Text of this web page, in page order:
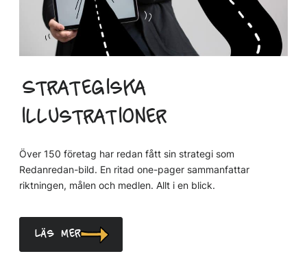
Strategiska
illustrationer
Över 150 företag har redan fått sin strategi som
Redanredan-bild. En ritad one-pager sammanfattar
riktningen, målen och medlen. Allt i en blick.
Läs mer